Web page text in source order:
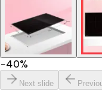
−40%
Next slide